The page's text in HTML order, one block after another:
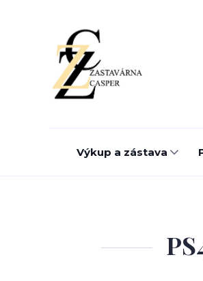
Výkup a zástava